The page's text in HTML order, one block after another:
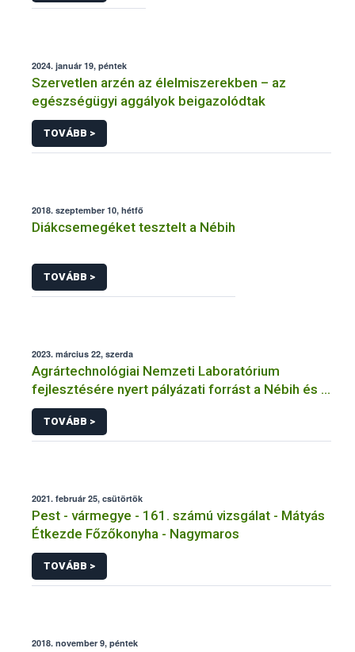
2024. január 19, péntek
Szervetlen arzén az élelmiszerekben – az
egészségügyi aggályok beigazolódtak
TOVÁBB >
2018. szeptember 10, hétfő
Diákcsemegéket tesztelt a Nébih
TOVÁBB >
2023. március 22, szerda
Agrártechnológiai Nemzeti Laboratórium
fejlesztésére nyert pályázati forrást a Nébih és a
MATE
TOVÁBB >
2021. február 25, csütörtök
Pest - vármegye - 161. számú vizsgálat - Mátyás
Étkezde Főzőkonyha - Nagymaros
TOVÁBB >
2018. november 9, péntek